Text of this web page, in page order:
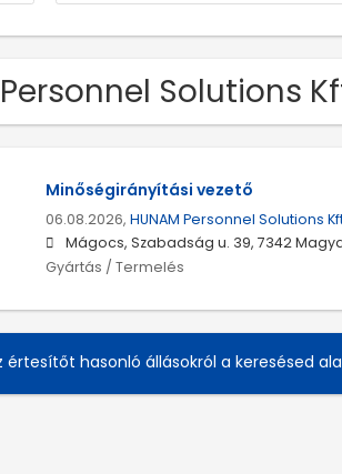
Personnel Solutions
Minőségirányítási vezető
06.08.2026, HUNAM Personnel Solutions
Mágocs, Szabadság u. 39, 7342
Gyártás / Termelés
értesítőt hasonló állásokról a keresésed